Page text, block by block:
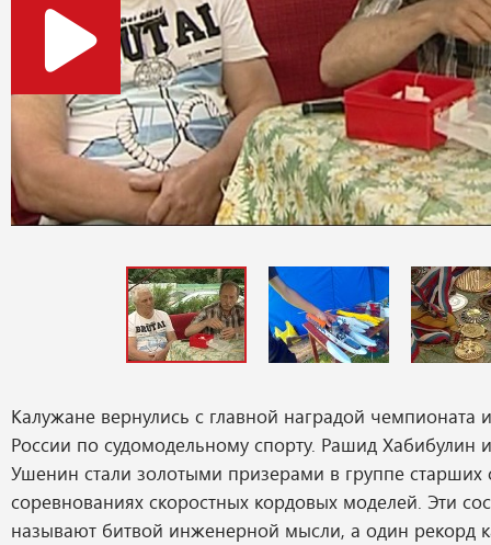
Калужане вернулись с главной наградой чемпионата
России по судомодельному спорту. Рашид Хабибулин
Ушенин стали золотыми призерами в группе старших
соревнованиях скоростных кордовых моделей. Эти
называют битвой инженерной мысли, а один рекорд